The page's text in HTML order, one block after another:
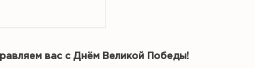
вас с Днём Великой Победы!